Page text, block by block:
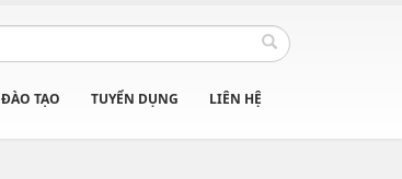
ĐÀO TẠO TUYỂN DỤNG LIÊN HỆ